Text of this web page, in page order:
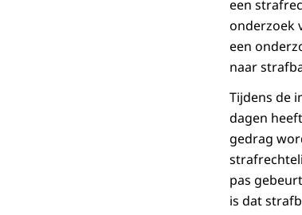
een
onderzoek
een
naar
Tijdens de
dagen
gedrag
pas
is dat